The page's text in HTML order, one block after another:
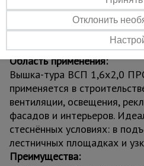
замками — без
навыков. Грузоподъёмность
обеспечивает комфортную
инструментами и
Область применения:
Вышка-тура ВСП 1,6x2,0
применяется в
вентиляции, освещения,
фасадов и интерьеров.
стеснённых условиях: в
лестничных площадках и
Преимущества:
Отклонить